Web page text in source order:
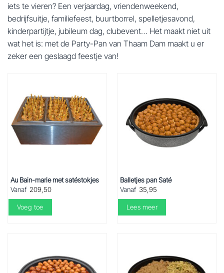
iets te vieren? Een verjaardag, vriendenweekend,
bedrijfsuitje, familiefeest, buurtborrel, spelletjesavond,
kinderpartijtje, jubileum dag, clubevent… Het maakt niet uit
wat het is: met de Party-Pan van Thaam Dam maakt u er
zeker een geslaagd feestje van!
Au Bain-marie met satéstokjes
Vanaf 209,50
Voeg toe
Balletjes pan Saté
Vanaf 35,95
Lees meer